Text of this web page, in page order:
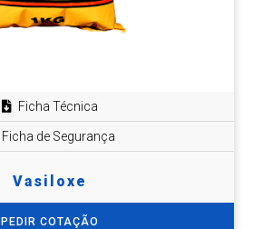
Ficha Técnica
Ficha de Segurança
Vasiloxe
PEDIR COTAÇÃO